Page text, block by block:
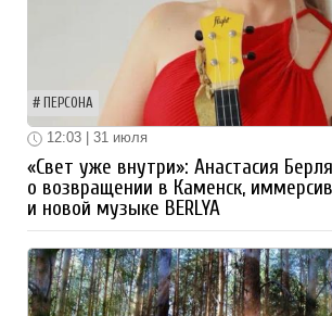
ПЕРСОНА
12:03 | 31 июля
«Свет уже внутри»: Анастасия Берля
о возвращении в Каменск,
и новой музыке BERLYA